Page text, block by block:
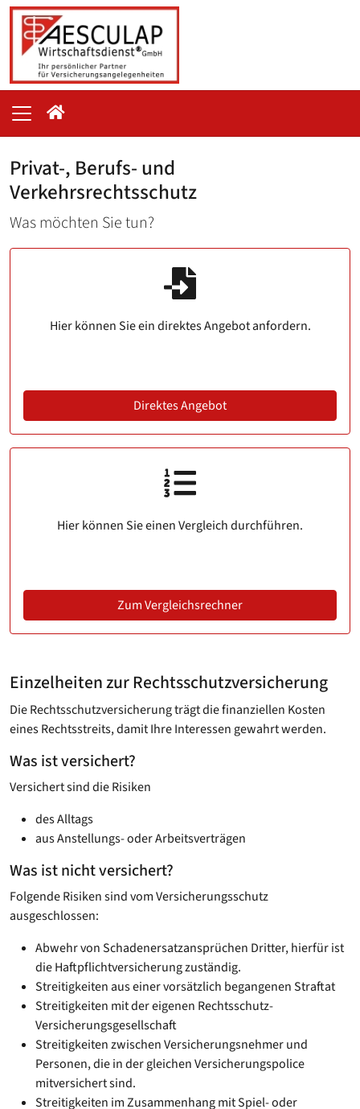
Privat-, Berufs- und
Verkehrsrechtsschutz
Was möchten Sie tun?
Hier können Sie ein direktes Angebot anfordern.
Direktes Angebot
Hier können Sie einen Vergleich durchführen.
Zum Vergleichsrechner
Einzelheiten zur Rechtsschutzversicherung
Die Rechtsschutzversicherung trägt die finanziellen Kosten
eines Rechtsstreits, damit Ihre Interessen gewahrt werden.
Was ist versichert?
Versichert sind die Risiken
des Alltags
aus Anstellungs- oder Arbeitsverträgen
Was ist nicht versichert?
Folgende Risiken sind vom Versicherungsschutz
ausgeschlossen:
Abwehr von Schadenersatzansprüchen Dritter, hierfür ist
die Haftpflichtversicherung zuständig.
Streitigkeiten aus einer vorsätzlich begangenen Straftat
Streitigkeiten mit der eigenen Rechtsschutz-
Versicherungsgesellschaft
Streitigkeiten zwischen Versicherungsnehmer und
Personen, die in der gleichen Versicherungspolice
mitversichert sind.
Streitigkeiten im Zusammenhang mit Spiel- oder